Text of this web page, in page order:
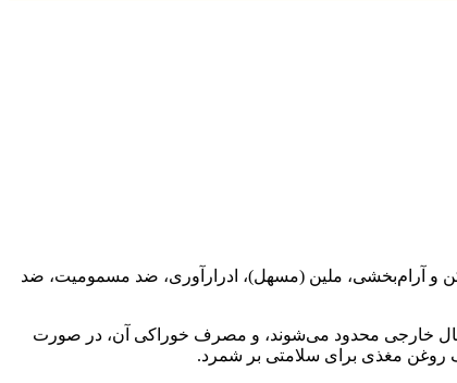
و آرام‌بخشی، ملین (مسهل)، ادرارآوری، ضد مسمومیت، ضد
خارجی محدود می‌شوند، و مصرف خوراکی آن، در صورت
یک روغن مغذی برای سلامتی بر شمرد.